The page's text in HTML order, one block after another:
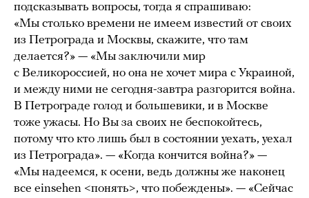
подсказывать вопросы, тогда я спрашиваю:
«Мы столько времени не имеем известий от своих
из Петрограда и Москвы, скажите, что там
делается?» — «Мы заключили мир
с Великороссией, но она не хочет мира с Украиной,
и между ними не сегодня-завтра разгорится война.
В Петрограде голод и большевики, и в Москве
тоже ужасы. Но Вы за своих не беспокойтесь,
потому что кто лишь был в состоянии уехать, уехал
из Петрограда». — «Когда кончится война?» —
«Мы надеемся, к осени, ведь должны же наконец
все einsehen <понять>, что побеждены». — «Сейчас